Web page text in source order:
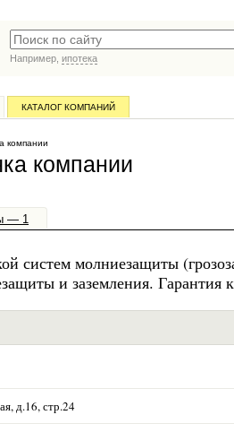
Например, ипотека
КАТАЛОГ КОМПАНИЙ
компании
компании
— 1
систем молниезащиты
и заземления. Гарантия
д.16, стр.24